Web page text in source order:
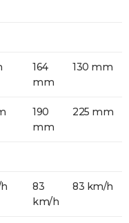
164
mm
130 mm
190
mm
225 mm
83
km/h
83 km/h